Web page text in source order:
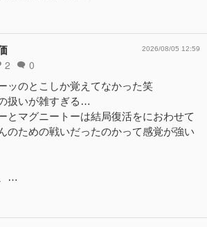
2 0
2026/08/05 12:59
ッのとこしか覚えてなかった笑
扱いが雑すぎる…
とマグニートーは結局復活をにおわせて
のための戦いだったのかって感覚が強い
…